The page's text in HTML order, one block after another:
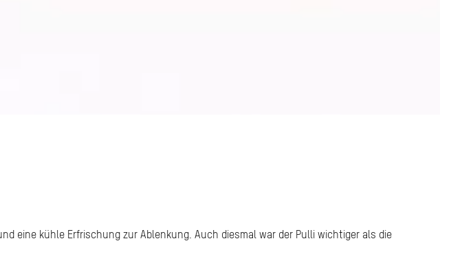
eine kühle Erfrischung zur Ablenkung. Auch diesmal war der Pulli wichtiger als die